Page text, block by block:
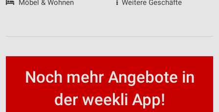
Möbel & Wohnen
Weitere Geschäfte
Noch mehr Angebote in
der weekli App!